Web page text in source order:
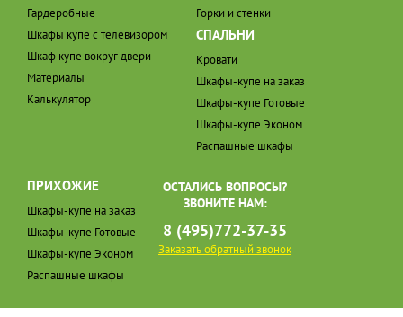
Гардеробные
Шкафы купе с телевизором
Шкаф купе вокруг двери
Материалы
Калькулятор
Горки и стенки
СПАЛЬНИ
Кровати
Шкафы-купе на заказ
Шкафы-купе Готовые
Шкафы-купе Эконом
Распашные шкафы
ПРИХОЖИЕ
Шкафы-купе на заказ
Шкафы-купе Готовые
Шкафы-купе Эконом
Распашные шкафы
ОСТАЛИСЬ ВОПРОСЫ?
ЗВОНИТЕ НАМ:
8 (495)772-37-35
Заказать обратный звонок